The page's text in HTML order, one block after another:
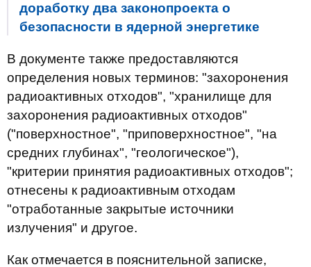
доработку два законопроекта о
безопасности в ядерной энергетике
В документе также предоставляются
определения новых терминов: "захоронения
радиоактивных отходов", "хранилище для
захоронения радиоактивных отходов"
("поверхностное", "приповерхностное", "на
средних глубинах", "геологическое"),
"критерии принятия радиоактивных отходов";
отнесены к радиоактивным отходам
"отработанные закрытые источники
излучения" и другое.
Как отмечается в пояснительной записке,